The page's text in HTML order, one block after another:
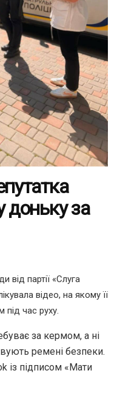
доньку за
від партії «Слуга
відео, на якому її
під час руху.
за кермом, а ні
ремені безпеки.
із підписом «Мати